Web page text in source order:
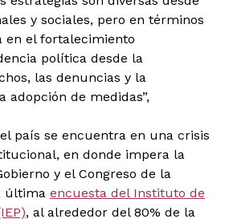
y sociales, pero en términos
en el fortalecimiento
política desde la
las denuncias y la
adopción de medidas”,
país se encuentra en una crisis
en donde impera la
y el Congreso de la
última encuesta del Instituto de
, al alrededor del 80% de la